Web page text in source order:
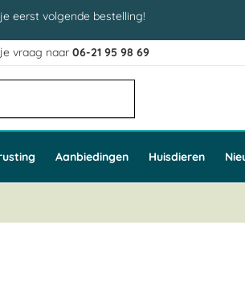
eerst volgende bestelling!
je vraag naar06-21 95 98 69
Aanbiedingen Huisdieren